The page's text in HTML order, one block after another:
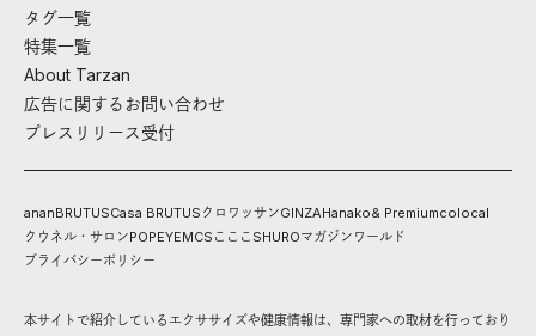
タグ一覧
特集一覧
About Tarzan
広告に関するお問い合わせ
プレスリリース受付
ananBRUTUSCasa BRUTUS クロワッサンGINZAHanako& Premiumcolocal
クウネル・サロンPOPEYEMCS こここ SHUROマガジンワールド
プライバシーポリシー
本サイトで紹介しているエクササイズや健康情報は、専門家への取材を行っており